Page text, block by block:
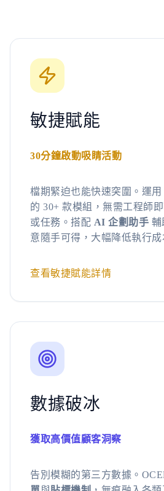
敏捷賦能
30分鐘啟動吸睛活動
檔期緊迫也能快速突圍。運用
的 30+ 款模組，無需工程師
或任務。搭配 AI 企劃助手 輔
意隨手可得，大幅降低執行成
查看敏捷賦能詳情
數據破冰
獲取高價值顧客洞察
告別模糊的第三方數據。